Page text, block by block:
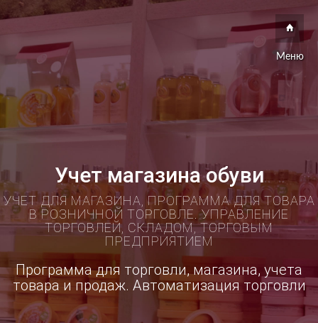
Меню
Учет магазина обуви
УЧЕТ ДЛЯ МАГАЗИНА, ПРОГРАММА ДЛЯ ТОВАРА
В РОЗНИЧНОЙ ТОРГОВЛЕ. УПРАВЛЕНИЕ
ТОРГОВЛЕЙ, СКЛАДОМ, ТОРГОВЫМ
ПРЕДПРИЯТИЕМ
Программа для торговли, магазина, учета
товара и продаж. Автоматизация торговли